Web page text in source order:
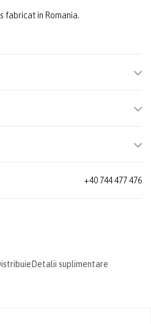
fabricat in Romania.
+40 744 477 476
Detalii suplimentare